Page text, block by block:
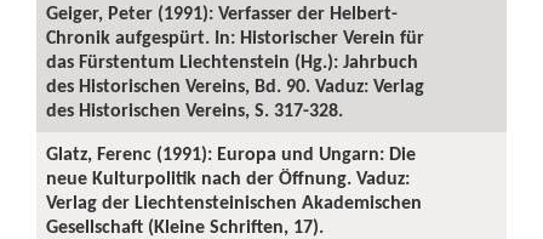
Geiger, Peter (1991): Verfasser der Helbert-
Chronik aufgespürt. In: Historischer Verein für
das Fürstentum Liechtenstein (Hg.): Jahrbuch
des Historischen Vereins, Bd. 90. Vaduz: Verlag
des Historischen Vereins, S. 317-328.
Glatz, Ferenc (1991): Europa und Ungarn: Die
neue Kulturpolitik nach der Öffnung. Vaduz:
Verlag der Liechtensteinischen Akademischen
Gesellschaft (Kleine Schriften, 17).